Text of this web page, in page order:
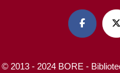
 
© 2013 - 2024 BORE -